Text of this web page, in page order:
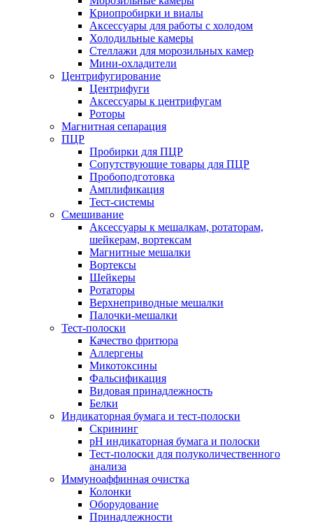
Криопробирки и виалы
Аксессуары для работы с холодом
Холодильные камеры
Стеллажи для морозильных камер
Мини-охладители
Центрифугирование
Центрифуги
Аксессуары к центрифугам
Роторы
Магнитная сепарация
ПЦР
Пробирки для ПЦР
Сопутствующие товары для ПЦР
Пробоподготовка
Амплификация
Тест-системы
Смешивание
Аксессуары к мешалкам, ротаторам,
шейкерам, вортексам
Магнитные мешалки
Вортексы
Шейкеры
Ротаторы
Верхнеприводные мешалки
Палочки-мешалки
Тест-полоски
Качество фритюра
Аллергены
Микотоксины
Фальсификация
Видовая принадлежность
Белки
Индикаторная бумага и тест-полоски
Скрининг
pH индикаторная бумага и полоски
Тест-полоски для полуколичественного
анализа
Иммуноаффинная очистка
Колонки
Оборудование
Принадлежности